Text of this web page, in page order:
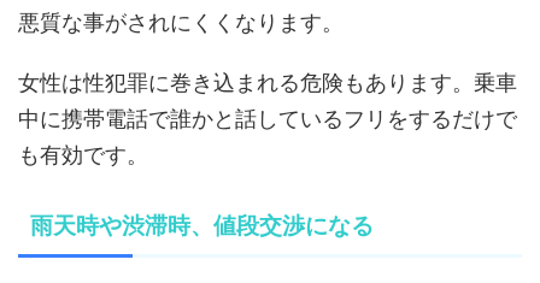
悪質な事がされにくくなります。
女性は性犯罪に巻き込まれる危険もあります。乗車
中に携帯電話で誰かと話しているフリをするだけで
も有効です。
雨天時や渋滞時、値段交渉になる